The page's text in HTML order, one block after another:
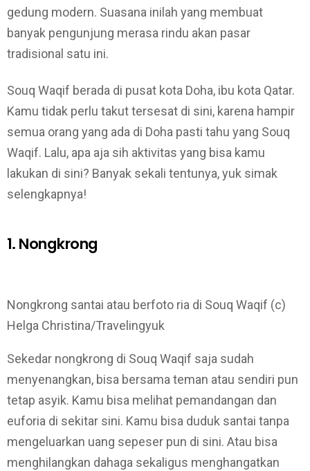
gedung modern. Suasana inilah yang membuat
banyak pengunjung merasa rindu akan pasar
tradisional satu ini.
Souq Waqif berada di pusat kota Doha, ibu kota Qatar.
Kamu tidak perlu takut tersesat di sini, karena hampir
semua orang yang ada di Doha pasti tahu yang Souq
Waqif. Lalu, apa aja sih aktivitas yang bisa kamu
lakukan di sini? Banyak sekali tentunya, yuk simak
selengkapnya!
1. Nongkrong
Nongkrong santai atau berfoto ria di Souq Waqif (c)
Helga Christina/Travelingyuk
Sekedar nongkrong di Souq Waqif saja sudah
menyenangkan, bisa bersama teman atau sendiri pun
tetap asyik. Kamu bisa melihat pemandangan dan
euforia di sekitar sini. Kamu bisa duduk santai tanpa
mengeluarkan uang sepeser pun di sini. Atau bisa
menghilangkan dahaga sekaligus menghangatkan